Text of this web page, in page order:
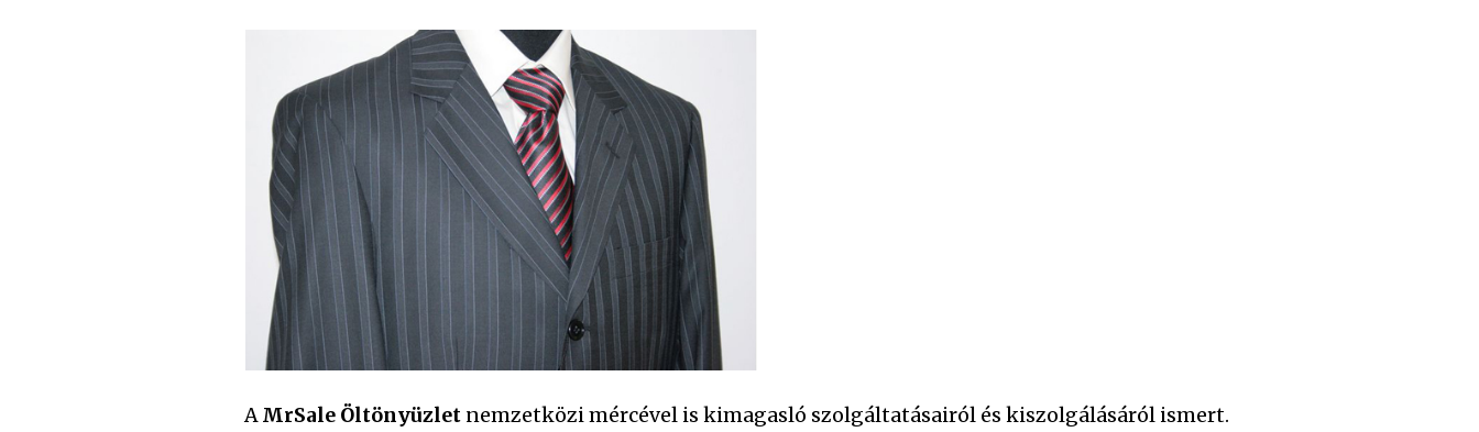
AMrSale Öltönyüzlet nemzetközi mércével is kimagasló szolgáltatásairól és kiszolgálásáról ismert.